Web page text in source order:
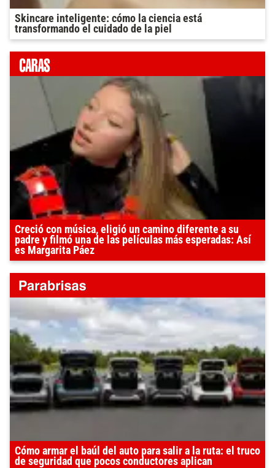
Skincare inteligente: cómo la ciencia está
transformando el cuidado de la piel
Creció con música, eligió un camino diferente a su
padre y filmó una de las películas más esperadas: Así
es Margarita Páez
Cómo armar el baúl del auto para salir a la ruta: el truco
de seguridad que pocos conductores aplican